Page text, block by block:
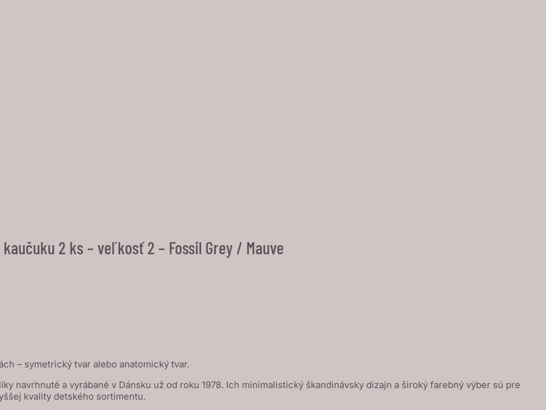
2 ks – veľkosť 2 – Fossil Grey / Mauve
– symetrický tvar alebo anatomický tvar.
navrhnuté a vyrábané v Dánsku už od roku 1978. Ich minimalistický škandinávsky dizajn a široký farebný výber sú pre
kvality detského sortimentu.